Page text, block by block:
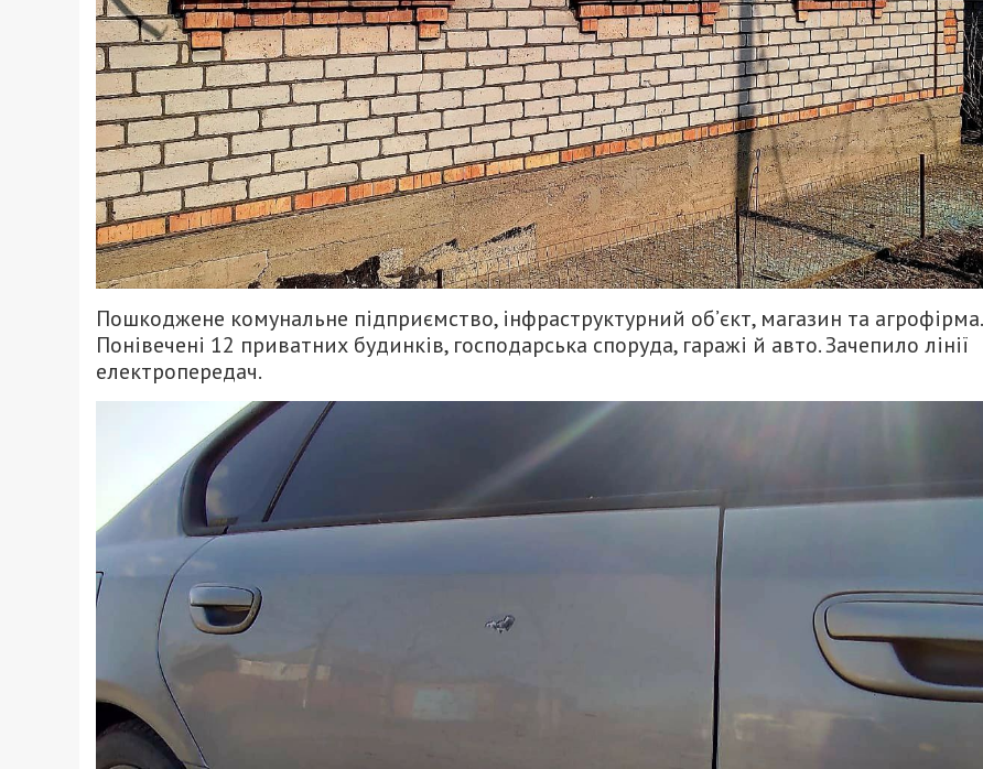
Пошкоджене комунальне підприємство, інфраструктурний об’єкт, магазин та агрофірма.
Понівечені 12 приватних будинків, господарська споруда, гаражі й авто. Зачепило лінії
електропередач.